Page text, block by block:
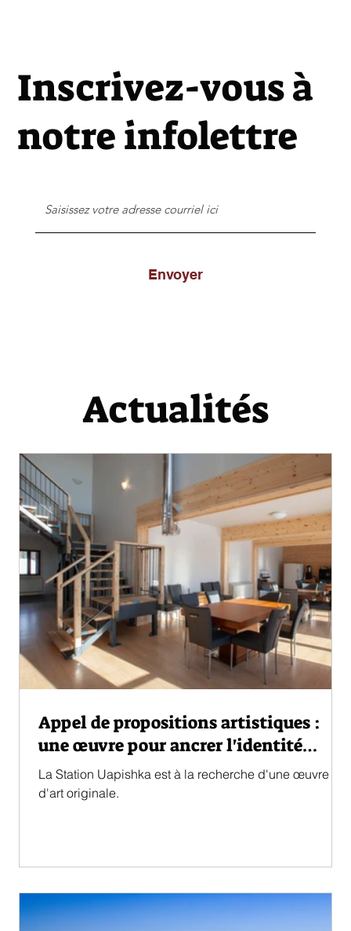
Inscrivez-vous à
notre infolettre
Envoyer
Actualités
Appel de propositions artistiques :
une œuvre pour ancrer l'identité
innue au cœur de l'auberge
La Station Uapishka est à la recherche d'une œuvre
d'art originale.